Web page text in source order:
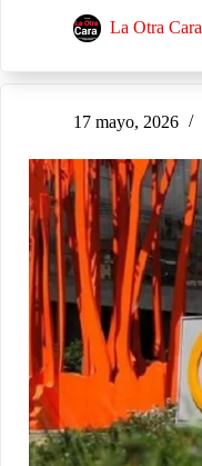
La Otra Cara
17 mayo, 2026